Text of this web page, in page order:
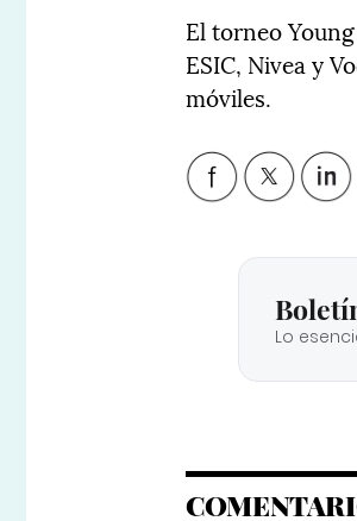
El torneo
ESIC, Nivea y
móviles.
Lo